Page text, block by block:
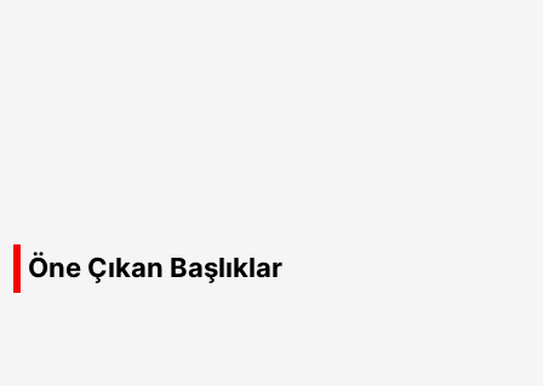
Öne Çıkan Başlıklar